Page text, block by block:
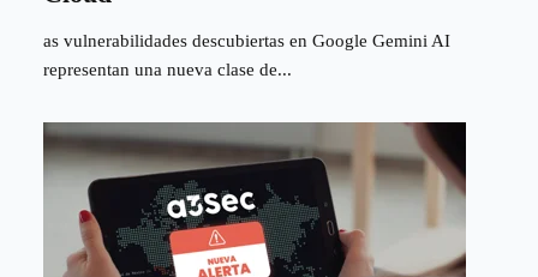
as vulnerabilidades descubiertas en Google Gemini AI
representan una nueva clase de...